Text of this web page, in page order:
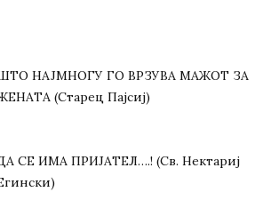
НАЈМНОГУ ГО ВРЗУВА МАЖОТ ЗА
(Старец Пајсиј)
СЕ ИМА ПРИЈАТЕЛ….! (Св. Нектариј